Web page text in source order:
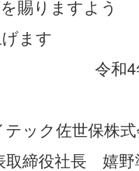
賜りますよう
ます
年元
テック佐世保株
取締役社長 嬉野